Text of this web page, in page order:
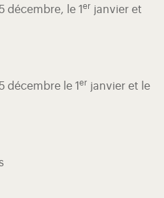
décembre, le 1 er janvier et
décembre le 1 er janvier et le